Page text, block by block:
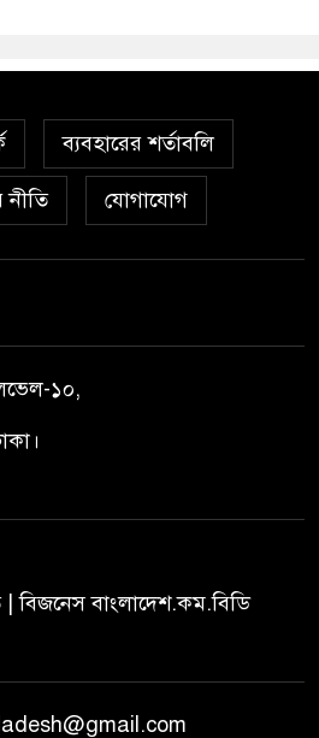
ব্যবহারের শর্তাবলি
যোগাযোগ
১০,
| বিজনেস বাংলাদেশ.কম.বিডি